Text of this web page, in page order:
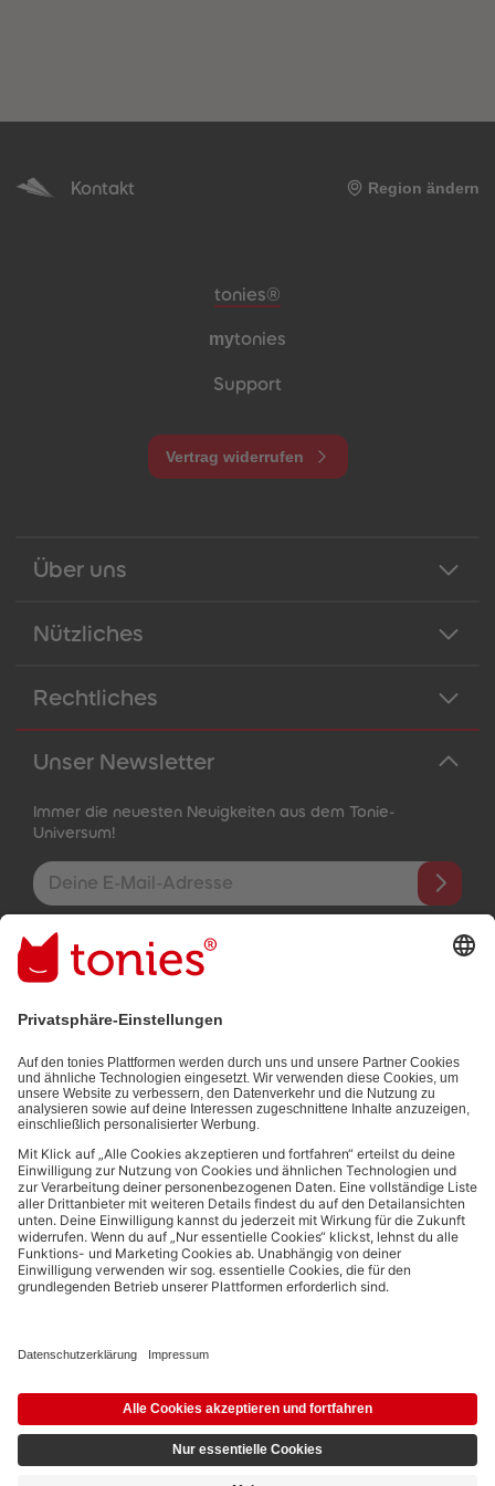
Kontakt Region ändern
Meta-Navigation Footer
tonies®
mytonies
Support
Vertrag widerrufen
Über uns
Nützliches
Rechtliches
Unser Newsletter
Immer die neuesten Neuigkeiten aus dem Tonie-
Universum!
E-Mail-Addresse
Mit dem Absenden abonnierst du unseren E-Mail-Newsletter, der
auf den von dir bereitgestellten Informationen (z.B. Account-
informationen) und den von dir zu Werbezwecken bereitgestellten
Datenschutzbestimmungen.
Bezahlmethoden:
Links zu sozialen Netzwerken
Die Nutzung der Inhalte für Text- und Data-Mining von (generativen) KI
Zusammenhang ausdrücklich vorbehalten und daher verboten.